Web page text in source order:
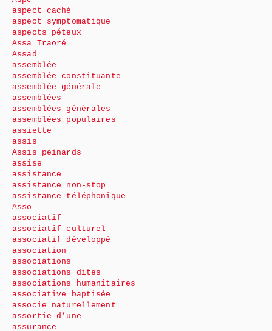
aspect caché
aspect symptomatique
aspects péteux
Assa Traoré
Assad
assemblée
assemblée constituante
assemblée générale
assemblées
assemblées générales
assemblées populaires
assiette
assis
Assis peinards
assise
assistance
assistance non-stop
assistance téléphonique
Asso
associatif
associatif culturel
associatif développé
association
associations
associations dites
associations humanitaires
associative baptisée
associe naturellement
assortie d’une
assurance